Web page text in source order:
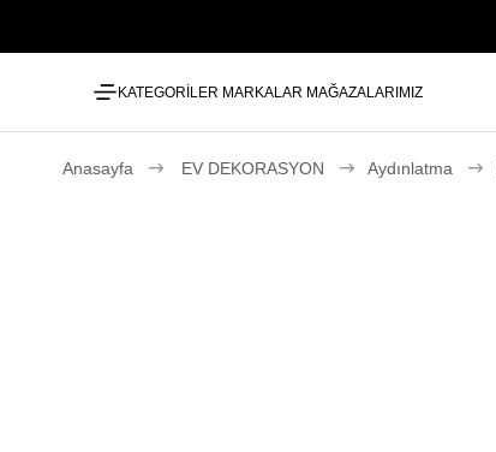
KATEGORİLER MARKALAR MAĞAZALARIMIZ
Anasayfa EV DEKORASYON Aydınlatma